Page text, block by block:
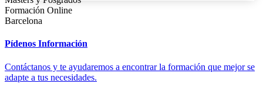
Formación Online
Barcelona
Pídenos Información
Contáctanos y te ayudaremos a encontrar la formación que mejor se
adapte a tus necesidades.